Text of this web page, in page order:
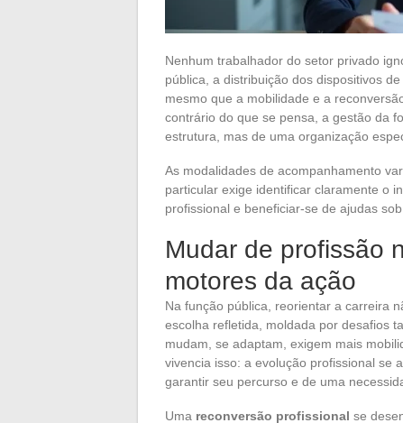
Nenhum trabalhador do setor privado
pública, a distribuição dos dispositivos
mesmo que a mobilidade e a
contrário do que se pensa, a gestão da
estrutura, mas de uma organização
As modalidades de acompanhamento
particular exige identificar claramente o
profissional e beneficiar-se de ajudas sob
Mudar de profissão
motores da ação
Na função pública, reorientar a carreira
escolha refletida, moldada por desafios
mudam, se adaptam, exigem mais
vivencia isso: a evolução profissional se
garantir seu percurso e de uma
Uma reconversão profissional se